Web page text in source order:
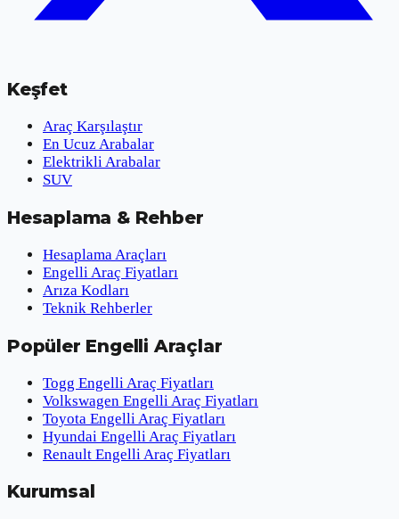
Keşfet
Araç Karşılaştır
En Ucuz Arabalar
Elektrikli Arabalar
SUV
Hesaplama & Rehber
Hesaplama Araçları
Engelli Araç Fiyatları
Arıza Kodları
Teknik Rehberler
Popüler Engelli Araçlar
Togg Engelli Araç Fiyatları
Volkswagen Engelli Araç Fiyatları
Toyota Engelli Araç Fiyatları
Hyundai Engelli Araç Fiyatları
Renault Engelli Araç Fiyatları
Kurumsal